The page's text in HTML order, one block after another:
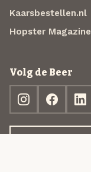
Kaarsbestellen.nl
Hopster Magazine
Volg de Beer